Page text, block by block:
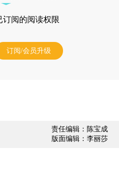
订阅的阅读权限
订阅/会员升级
责任编辑：陈宝成
版面编辑：李丽莎